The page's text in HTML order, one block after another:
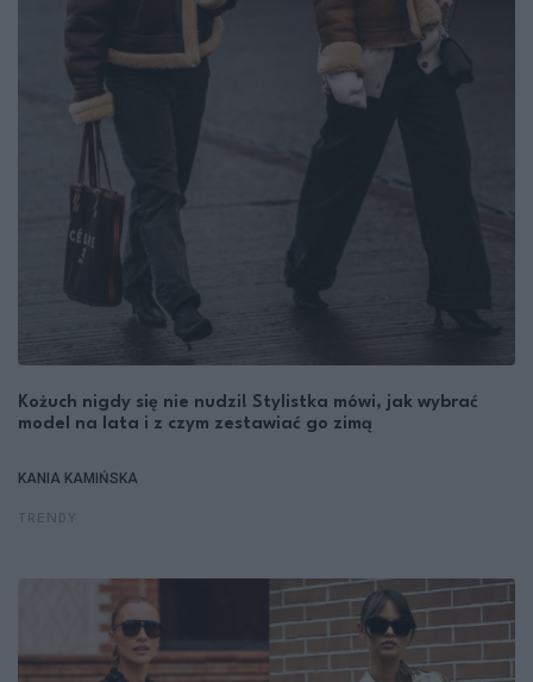
Kożuch nigdy się nie nudzi! Stylistka mówi, jak wybrać
model na lata i z czym zestawiać go zimą
KANIA KAMIŃSKA